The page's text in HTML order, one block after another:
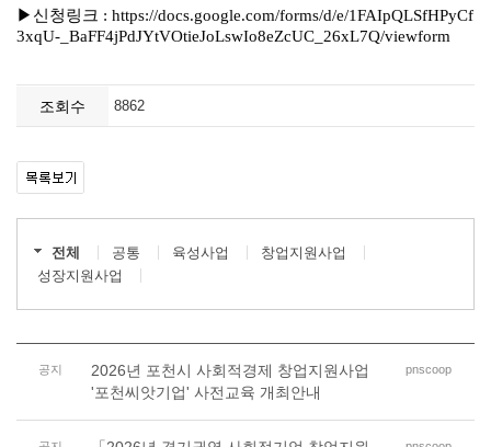
▶ 신청링크 : https://docs.google.com/forms/d/e/1FAIpQLSfHPyCf
3xqU-_BaFF4jPdJYtVOtieJoLswIo8eZcUC_26xL7Q/viewform
조회수 8862
전체 공통 육성사업
창업지원사업
성장지원사업
공지
2026년 포천시 사회적경제 창업지원사업
'포천씨앗기업' 사전교육 개최안내
pnscoop